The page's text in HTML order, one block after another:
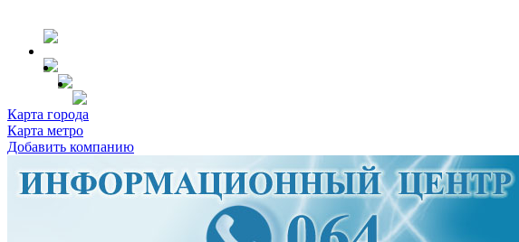
Карта города
Карта метро
Добавить компанию